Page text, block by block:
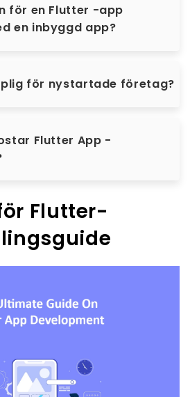
för en Flutter -app
en inbyggd app?
för nystartade företag?
Flutter App -
Flutter-